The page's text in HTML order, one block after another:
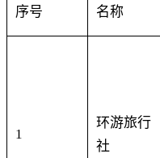
序号 名称
1
环游旅行
社